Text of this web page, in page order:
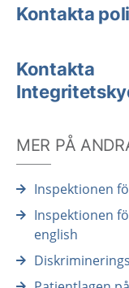
Kontakta
Kontakta
MER PÅ
Inspektionen
Inspektionen
english